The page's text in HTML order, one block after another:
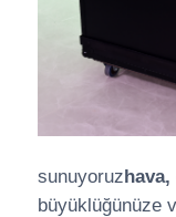
sunuyoruz
büyüklüğünüze